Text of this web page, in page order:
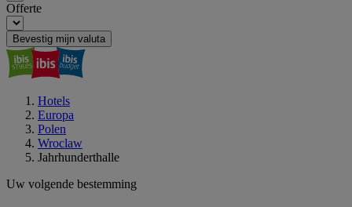
Offerte
Bevestig mijn valuta
Hotels
Europa
Polen
Wroclaw
Jahrhunderthalle
Uw volgende bestemming